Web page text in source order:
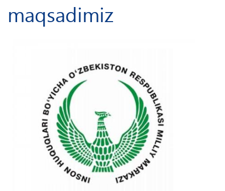
maqsadimiz